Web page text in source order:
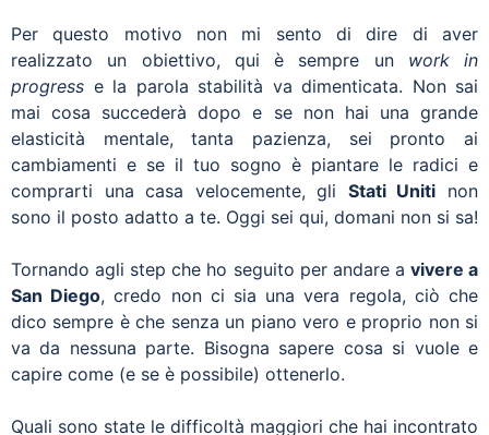
Per questo motivo non mi sento di dire di aver
realizzato un obiettivo, qui è sempre un work in
progress e la parola stabilità va dimenticata. Non sai
mai cosa succederà dopo e se non hai una grande
elasticità mentale, tanta pazienza, sei pronto ai
cambiamenti e se il tuo sogno è piantare le radici e
comprarti una casa velocemente, gli Stati Uniti non
sono il posto adatto a te. Oggi sei qui, domani non si sa!
Tornando agli step che ho seguito per andare a vivere a
San Diego, credo non ci sia una vera regola, ciò che
dico sempre è che senza un piano vero e proprio non si
va da nessuna parte. Bisogna sapere cosa si vuole e
capire come (e se è possibile) ottenerlo.
Quali sono state le difficoltà maggiori che hai incontrato